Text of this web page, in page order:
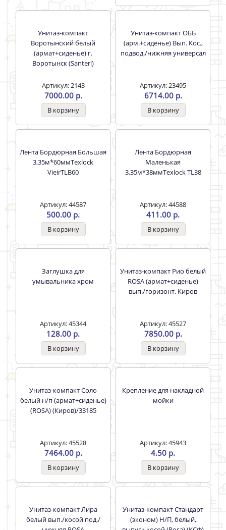
вып./косой Santeri Ворот.
Артикул: 2637
6576.00 р.
Воротынск (Santeri)
Артикул: 2143
7000.00 р.
Унитаз-компакт ОБЬ
Артикул: 23495
6714.00 р.
Лента Бордюрная Большая
Лента Бордюрная
3,35м*38ммTexlock TL38
Унитаз-компакт Рио белый